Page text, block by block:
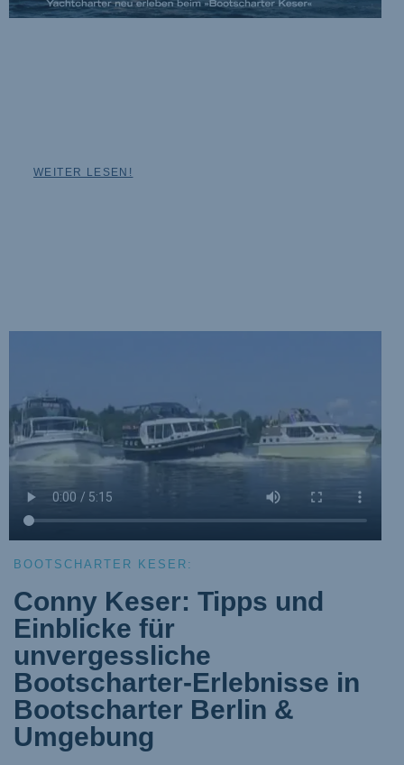
WEITER LESEN!
BOOTSCHARTER KESER:
Conny Keser: Tipps und
Einblicke für
unvergessliche
Bootscharter-Erlebnisse in
Bootscharter Berlin &
Umgebung